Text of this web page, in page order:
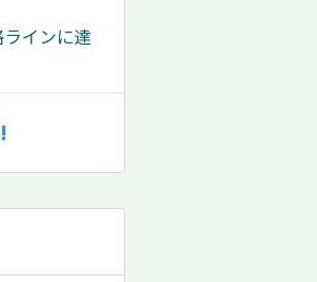
インに達